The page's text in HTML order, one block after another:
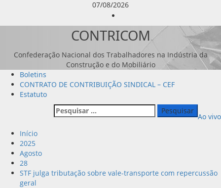
o
07/08/2026
CONTRICOM
Confederação Nacional dos Trabalhadores na Indústria da
Construção e do Mobiliário
Menu
principal
Boletins
CONTRATO DE CONTRIBUIÇÃO SINDICAL – CEF
Estatuto
Pesquisar
por:
Ao vivo
Início
2025
Agosto
28
STF julga tributação sobre vale-transporte com repercussão
geral